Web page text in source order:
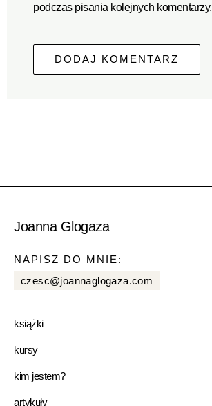
podczas pisania kolejnych komentarzy.
Joanna Glogaza
NAPISZ DO MNIE:
czesc@joannaglogaza.com
książki
kursy
kim jestem?
artykuły